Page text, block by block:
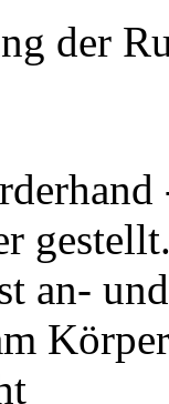
der
an-